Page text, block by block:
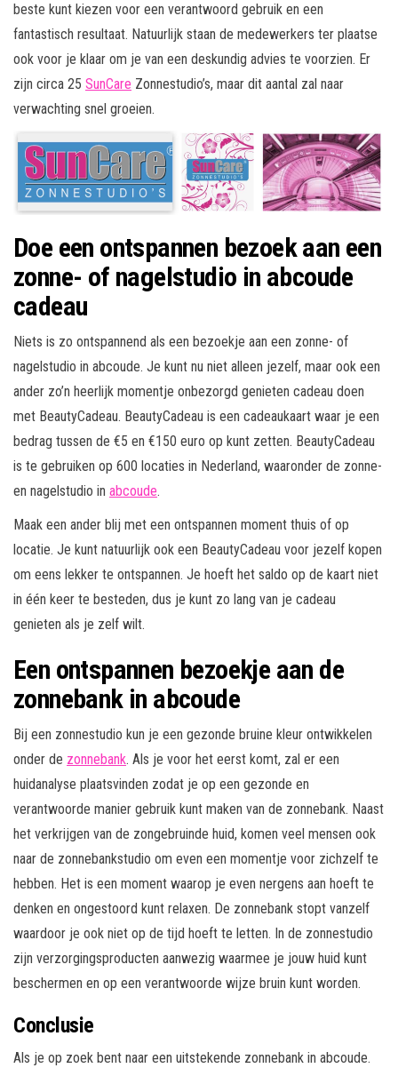
beste kunt kiezen voor een verantwoord gebruik en een
fantastisch resultaat. Natuurlijk staan de medewerkers ter plaatse
ook voor je klaar om je van een deskundig advies te voorzien. Er
zijn circa 25 SunCare Zonnestudio’s, maar dit aantal zal naar
verwachting snel groeien.
Doe een ontspannen bezoek aan een
zonne- of nagelstudio in abcoude
cadeau
Niets is zo ontspannend als een bezoekje aan een zonne- of
nagelstudio in abcoude. Je kunt nu niet alleen jezelf, maar ook een
ander zo’n heerlijk momentje onbezorgd genieten cadeau doen
met BeautyCadeau. BeautyCadeau is een cadeaukaart waar je een
bedrag tussen de €5 en €150 euro op kunt zetten. BeautyCadeau
is te gebruiken op 600 locaties in Nederland, waaronder de zonne-
en nagelstudio in abcoude.
Maak een ander blij met een ontspannen moment thuis of op
locatie. Je kunt natuurlijk ook een BeautyCadeau voor jezelf kopen
om eens lekker te ontspannen. Je hoeft het saldo op de kaart niet
in één keer te besteden, dus je kunt zo lang van je cadeau
genieten als je zelf wilt.
Een ontspannen bezoekje aan de
zonnebank in abcoude
Bij een zonnestudio kun je een gezonde bruine kleur ontwikkelen
onder de zonnebank. Als je voor het eerst komt, zal er een
huidanalyse plaatsvinden zodat je op een gezonde en
verantwoorde manier gebruik kunt maken van de zonnebank. Naast
het verkrijgen van de zongebruinde huid, komen veel mensen ook
naar de zonnebankstudio om even een momentje voor zichzelf te
hebben. Het is een moment waarop je even nergens aan hoeft te
denken en ongestoord kunt relaxen. De zonnebank stopt vanzelf
waardoor je ook niet op de tijd hoeft te letten. In de zonnestudio
zijn verzorgingsproducten aanwezig waarmee je jouw huid kunt
beschermen en op een verantwoorde wijze bruin kunt worden.
Conclusie
Als je op zoek bent naar een uitstekende zonnebank in abcoude.